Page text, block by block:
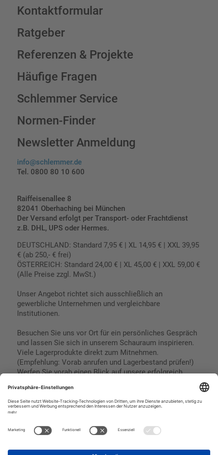
Kontaktformular
Ratgeber
Referenzen & Projekte
Häufige Fragen
Schlemmer Service
Normen-Finder
Newsletter Anmeldung
info@schlemmer.de
Tel. 0800 80 10 600
Raiffeisenallee 8
82041 Oberhaching bei München
Der Versand erfolgt per Transport- oder Frachtdienst
z.B. DHL, UPS oder Hermes.
DEUTSCHLAND: Standard 7,95 € | XL 14,95 € | XXL 39,95
€ (ab 250,- € frei)
ÖSTERREICH: Standard 24,00 € | XL 45,00 € | XXL 59,00 €
(Alle Preise zzgl. MwSt.)
Unser Angebot richtet sich ausschließlich an
gewerbliche Unternehmen und vergleichbare
Institutionen.
Besuchen Sie uns vor Ort für ein persönliches Gespräch
und lassen Sie sich in unserem Schauraum inspirieren.
Viele Lagerprodukte direkt zum Mitnehmen.
(Empfehlung: Vorab anrufen und Lagerbestand prüfen!)
Werfen Sie vorab einen Blick auf unsere erfolgreich
Impressum
Datenschutz
Kreditkarte